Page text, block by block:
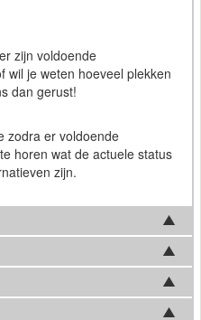
zijn voldoende
wil je weten hoeveel plekken
dan gerust!
zodra er voldoende
horen wat de actuele status
zijn.
Een rijke selectie
ervoor dat de
uitgebreid en verfijnd.
komen de volgende